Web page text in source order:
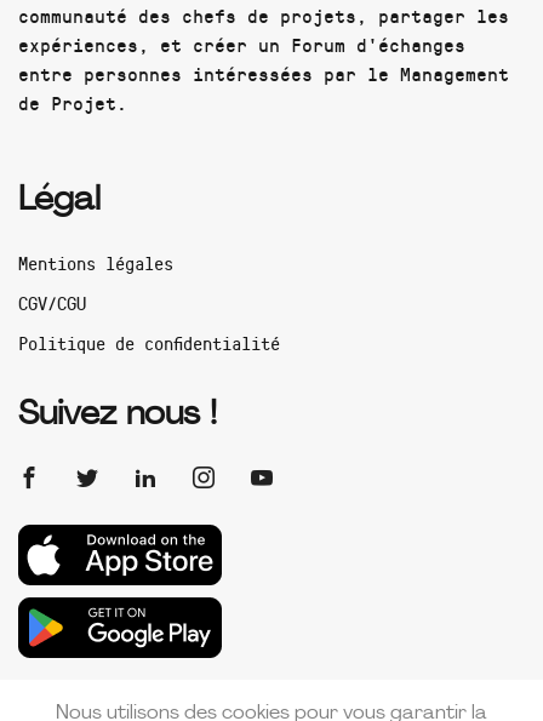
communauté des chefs de projets, partager les
expériences, et créer un Forum d'échanges
entre personnes intéressées par le Management
de Projet.
Légal
Mentions légales
CGV/CGU
Politique de confidentialité
Suivez nous !
Nous utilisons des cookies pour vous garantir la